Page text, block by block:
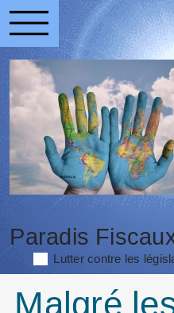
Paradis
Lutter contre les
Malgré